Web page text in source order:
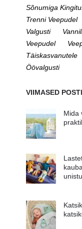
Sõnumiga
Trenni Veepudel
Valgusti
Veepudel
Täiskasvanutele
Öövalgusti
VIIMASED
Mida